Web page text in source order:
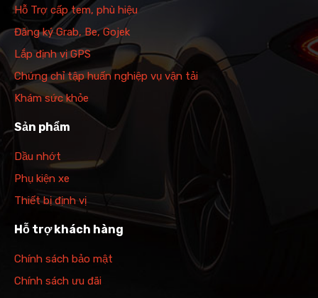
Hỗ Trợ cấp tem, phù hiệu
Đăng ký Grab, Be, Gojek
Lắp định vị GPS
Chứng chỉ tập huấn nghiệp vụ vận tải
Khám sức khỏe
Sản phẩm
Dầu nhớt
Phụ kiện xe
Thiết bị định vị
Hỗ trợ khách hàng
Chính sách bảo mật
Chính sách ưu đãi